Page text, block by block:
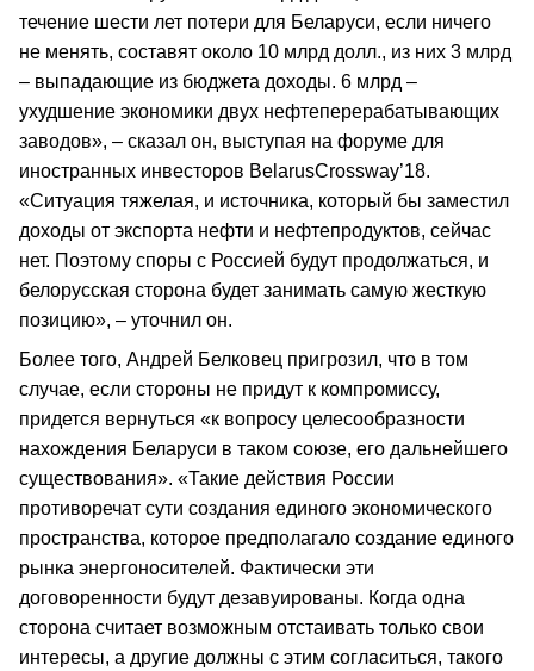
течение шести лет потери для Беларуси, если ничего
не менять, составят около 10 млрд долл., из них 3 млрд
– выпадающие из бюджета доходы. 6 млрд –
ухудшение экономики двух нефтеперерабатывающих
заводов», – сказал он, выступая на форуме для
иностранных инвесторов BelarusCrossway’18.
«Ситуация тяжелая, и источника, который бы заместил
доходы от экспорта нефти и нефтепродуктов, сейчас
нет. Поэтому споры с Россией будут продолжаться, и
белорусская сторона будет занимать самую жесткую
позицию», – уточнил он.
Более того, Андрей Белковец пригрозил, что в том
случае, если стороны не придут к компромиссу,
придется вернуться «к вопросу целесообразности
нахождения Беларуси в таком союзе, его дальнейшего
существования». «Такие действия России
противоречат сути создания единого экономического
пространства, которое предполагало создание единого
рынка энергоносителей. Фактически эти
договоренности будут дезавуированы. Когда одна
сторона считает возможным отстаивать только свои
интересы, а другие должны с этим согласиться, такого